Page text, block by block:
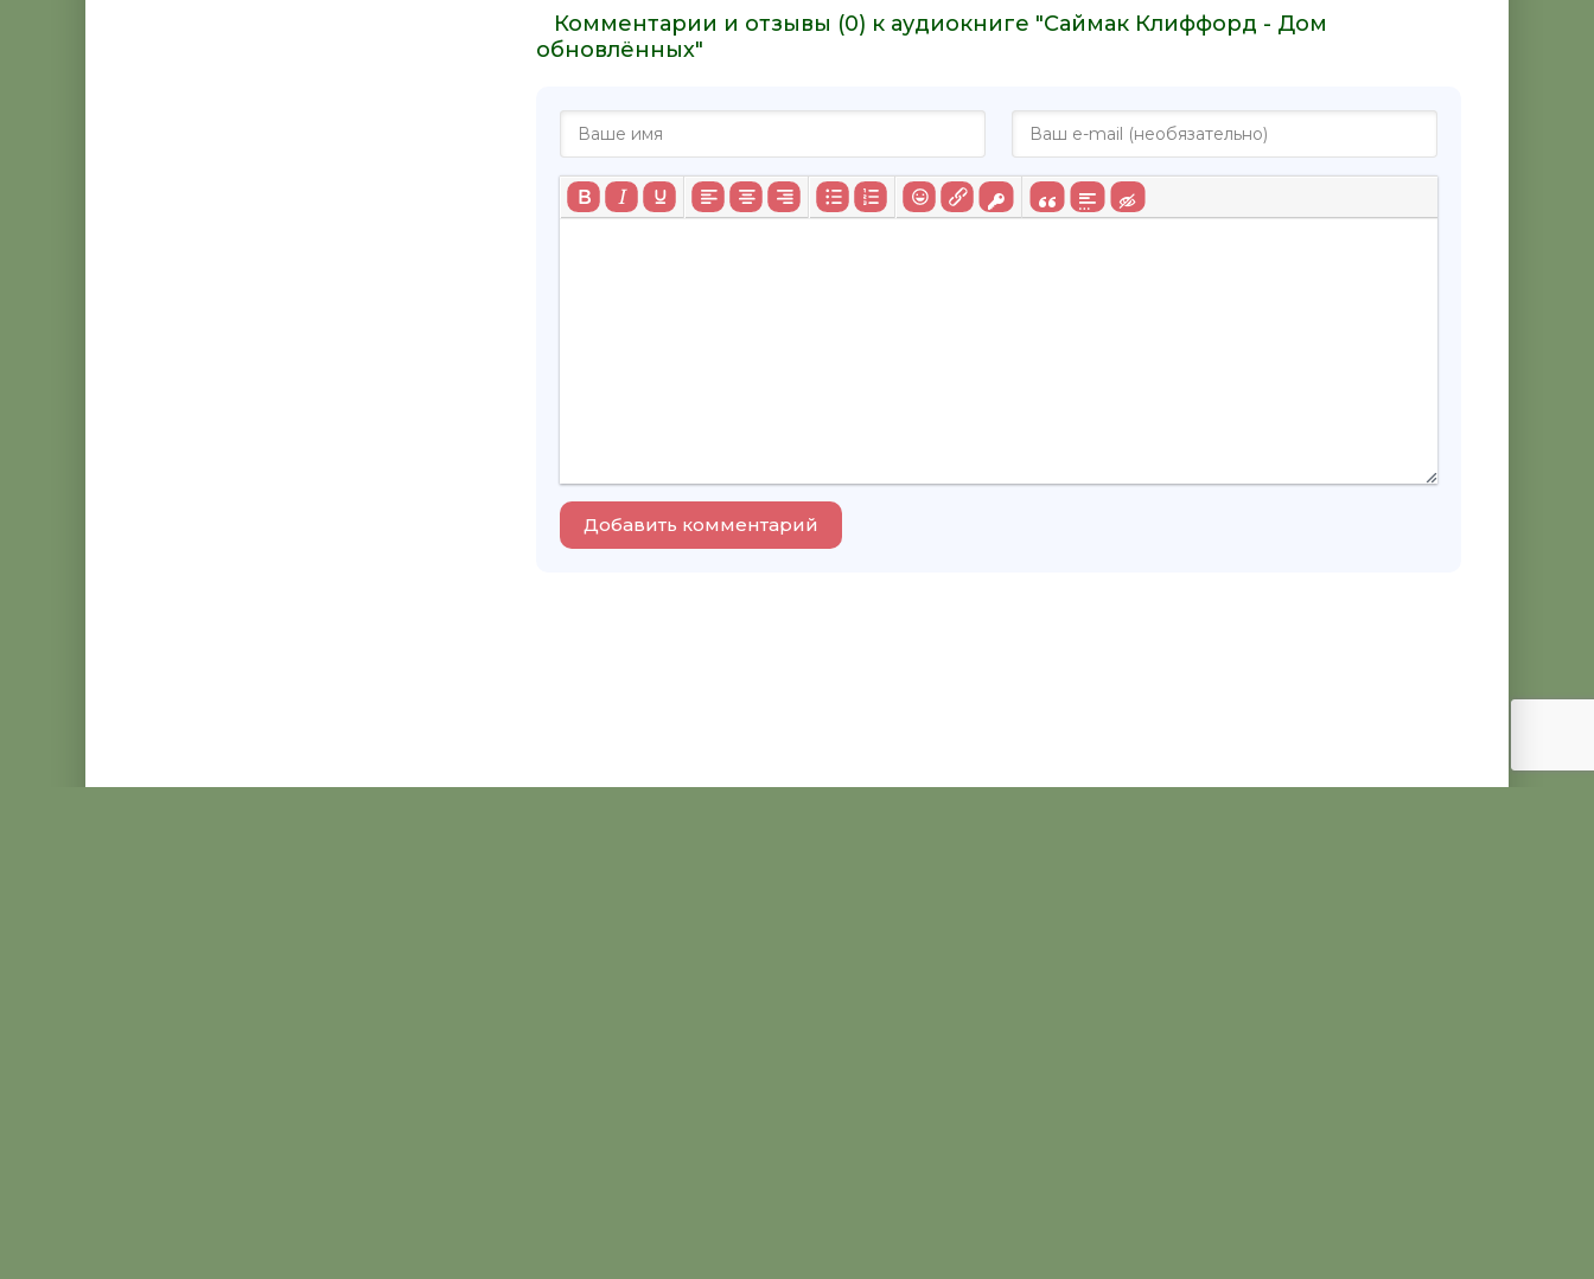
Комментарии и отзывы (0) к аудиокниге "Саймак Клиффорд - Дом
обновлённых"
Добавить комментарий